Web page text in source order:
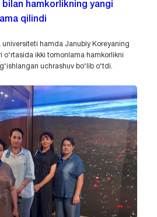
hamkorlikning yangi
qilindi
hamda Janubiy Koreyaning
o‘rtasida ikki tomonlama hamkorlikni
uchrashuv bo‘lib o‘tdi.